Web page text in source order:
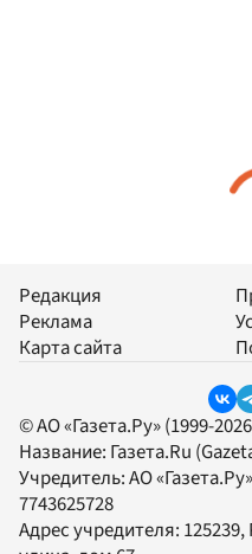
Редакция
Реклама
Карта сайта
© АО «Газета.Ру» (1999-
Название: Газета.Ru
Учредитель:АО «Газета.Ру»
7743625728
Адрес учредителя: